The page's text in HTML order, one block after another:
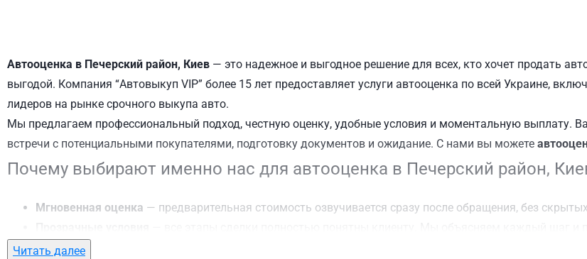
Автооценка в Печерский район, Киев — это надежное и выгодное решение для всех, кто хочет продать
выгодой. Компания “Автовыкуп VIP” более 15 лет предоставляет услуги автооценка по всей Украине,
лидеров на рынке срочного выкупа авто.
Мы предлагаем профессиональный подход, честную оценку, удобные условия и моментальную выплату.
встречи с потенциальными покупателями, подготовку документов и ожидание. С нами вы можете
Почему выбирают именно нас для автооценка в Печерский район,
Мгновенная оценка — предварительная стоимость озвучивается сразу после обращения, без
Гибкий подход
Читать далее